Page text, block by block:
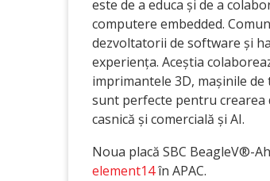
este de a educa și de a
computere embedded.
dezvoltatorii de software și
experiența. Aceștia
imprimantele 3D, mașinile
sunt perfecte pentru crearea
casnică și comercială și AI.
Noua placă SBC BeagleV®-
element14în APAC.